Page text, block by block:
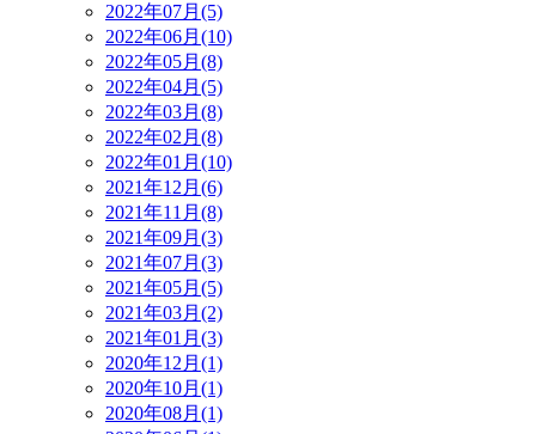
2022年07月(5)
2022年06月(10)
2022年05月(8)
2022年04月(5)
2022年03月(8)
2022年02月(8)
2022年01月(10)
2021年12月(6)
2021年11月(8)
2021年09月(3)
2021年07月(3)
2021年05月(5)
2021年03月(2)
2021年01月(3)
2020年12月(1)
2020年10月(1)
2020年08月(1)